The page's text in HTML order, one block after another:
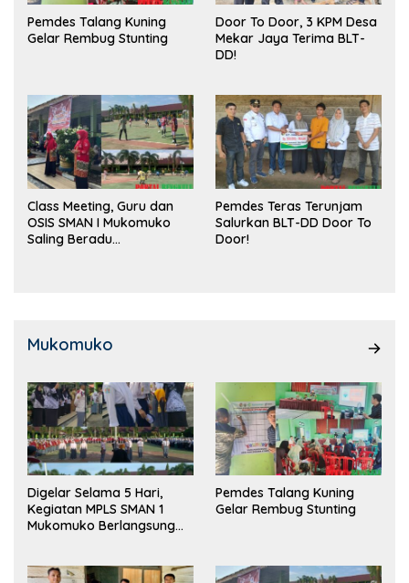
Pemdes Talang Kuning
Gelar Rembug Stunting
Door To Door, 3 KPM Desa
Mekar Jaya Terima BLT-
DD!
Class Meeting, Guru dan
OSIS SMAN I Mukomuko
Saling Beradu
Pemdes Teras Terunjam
Salurkan BLT-DD Door To
Door!
Mukomuko
Digelar Selama 5 Hari,
Kegiatan MPLS SMAN 1
Mukomuko Berlangsung
Pemdes Talang Kuning
Gelar Rembug Stunting